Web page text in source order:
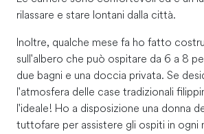
rilassare e stare lontani dalla città.
Inoltre, qualche mese fa ho fatto
sull'albero che può ospitare da 6 a 8
due bagni e una doccia privata. Se
l'atmosfera delle case tradizionali
l'ideale! Ho a disposizione una donna
tuttofare per assistere gli ospiti in ogni